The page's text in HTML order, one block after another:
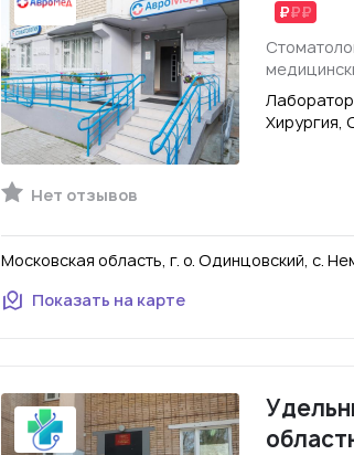
Хирургия,
Нет отзывов
Московская область, г. о. Одинцовский, с.
Показать на карте